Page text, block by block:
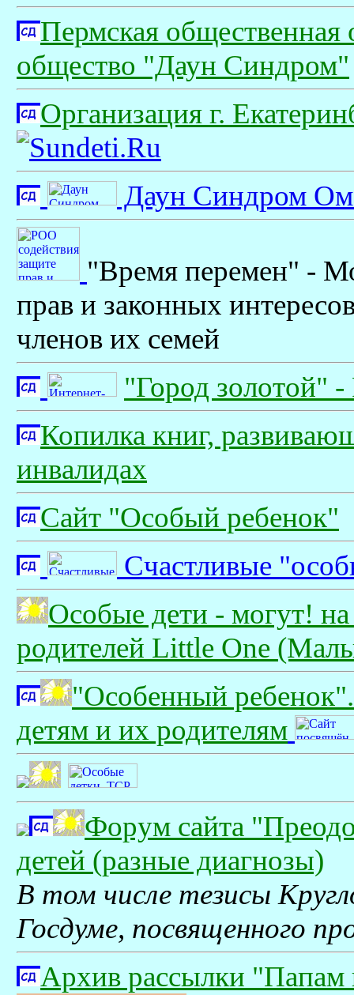
Пермская общественная
общество "Даун Синдром"
Организация г.
Даун Синдром
"Время перемен" -
прав и законных
членов их семей
"Город золотой"
Копилка книг,
инвалидах
Сайт "Особый ребенок"
Счастливые
Особые дети - могут!
родителей Little One
"Особенный
детям и их родителям
Форум сайта
детей (разные диагнозы)
В том числе тезисы
Госдуме, посвященного
Архив рассылки "Папам